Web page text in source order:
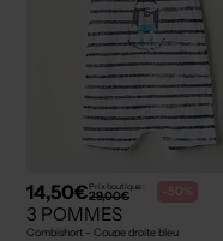
14,50€Prix boutique :
29,00€ -50%
3 POMMES
Combishort - Coupe droite bleu